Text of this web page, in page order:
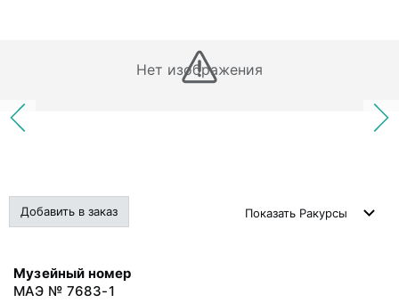
Нет изображения
Добавить в заказ Показать Ракурсы
Музейный номер
МАЭ № 7683-1